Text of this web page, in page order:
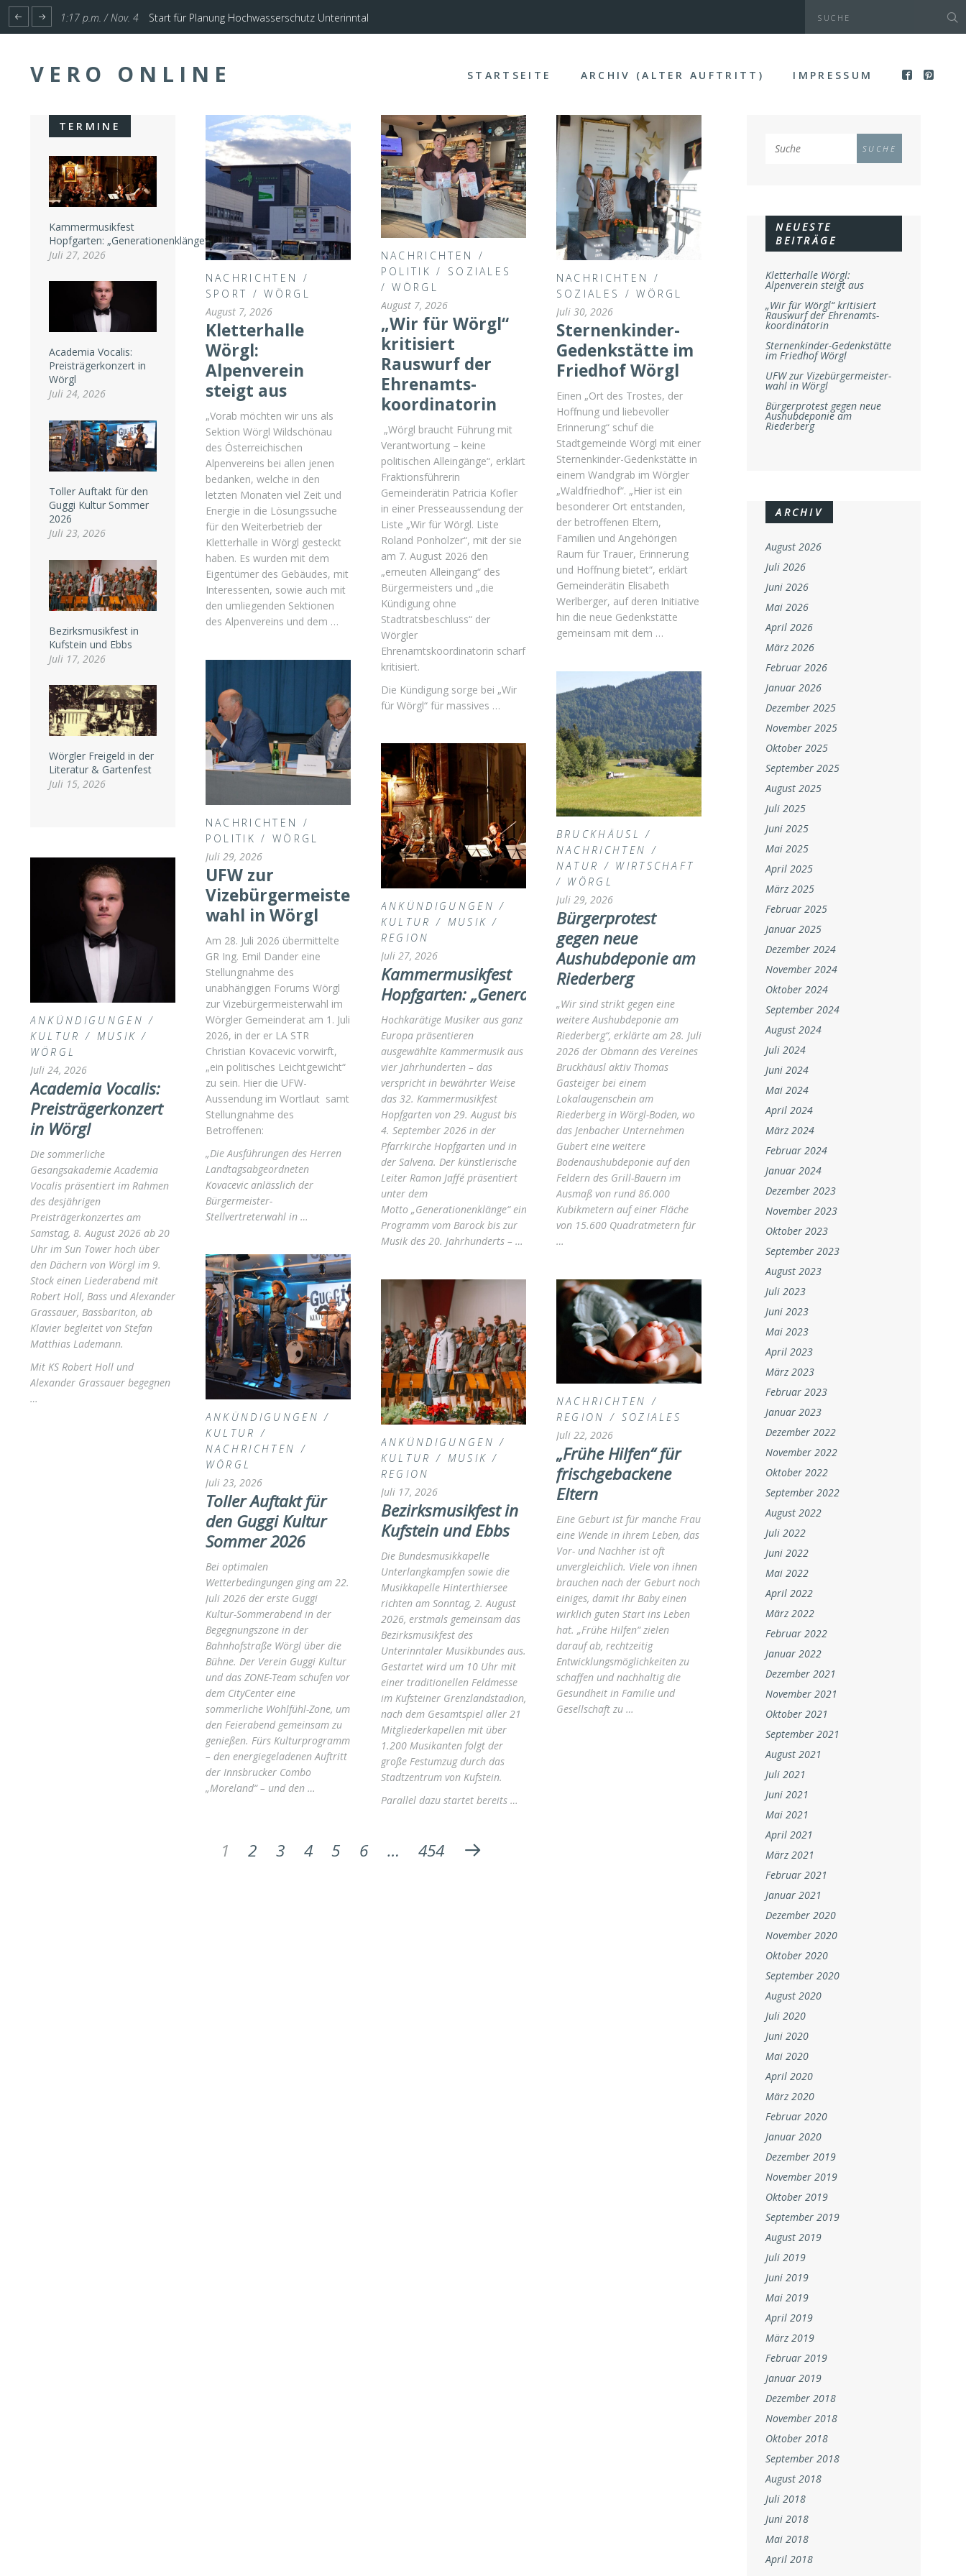
1:17 p.m. / Nov. 4 Start für Planung Hochwasserschutz Unterinntal
VERO ONLINE STARTSEITE ARCHIV (ALTER AUFTRITT) IMPRESSUM
TERMINE
Kammermusikfest
Hopfgarten: „Generationenklänge“
Juli 27, 2026
Academia Vocalis:
Preisträgerkonzert in
Wörgl
Juli 24, 2026
Toller Auftakt für den
Guggi Kultur Sommer
2026
Juli 23, 2026
Bezirksmusikfest in
Kufstein und Ebbs
Juli 17, 2026
Wörgler Freigeld in der
Literatur & Gartenfest
Juli 15, 2026
NACHRICHTEN
/
SPORT /WÖRGL
August 7, 2026
Kletterhalle
Wörgl:
Alpenverein
steigt aus
„Vorab möchten wir uns als
Sektion Wörgl Wildschönau
des Österreichischen
Alpenvereins bei allen jenen
bedanken, welche in den
letzten Monaten viel Zeit und
Energie in die Lösungssuche
für den Weiterbetrieb der
Kletterhalle in Wörgl gesteckt
haben. Es wurden mit dem
Eigentümer des Gebäudes, mit
Interessenten, sowie auch mit
den umliegenden Sektionen
des Alpenvereins und dem …
NACHRICHTEN
/
POLITIK / SOZIALES
/WÖRGL
August 7, 2026
„Wir für Wörgl“
kritisiert
Rauswurf der
Ehrenamts-
koordinatorin
„Wörgl braucht Führung mit
Verantwortung – keine
politischen Alleingänge“, erklärt
Fraktionsführerin
Gemeinderätin Patricia Kofler
in einer Presseaussendung der
Liste „Wir für Wörgl. Liste
Roland Ponholzer“, mit der sie
am 7. August 2026 den
„erneuten Alleingang“ des
Bürgermeisters und „die
Kündigung ohne
Stadtratsbeschluss“ der
Wörgler
Ehrenamtskoordinatorin scharf
kritisiert.
Die Kündigung sorge bei „Wir
für Wörgl“ für massives …
NACHRICHTEN
/
SOZIALES
/WÖRGL
Juli 30, 2026
Sternenkinder-
Gedenkstätte im
Friedhof Wörgl
Einen „Ort des Trostes, der
Hoffnung und liebevoller
Erinnerung“ schuf die
Stadtgemeinde Wörgl mit einer
Sternenkinder-Gedenkstätte in
einem Wandgrab im Wörgler
„Waldfriedhof“. „Hier ist ein
besonderer Ort entstanden,
der betroffenen Eltern,
Familien und Angehörigen
Raum für Trauer, Erinnerung
und Hoffnung bietet“, erklärt
Gemeinderätin Elisabeth
Werlberger, auf deren Initiative
hin die neue Gedenkstätte
gemeinsam mit dem …
NACHRICHTEN
/
POLITIK / WÖRGL
Juli 29, 2026
UFW zur
Vizebürgermeister-
wahl in Wörgl
Am 28. Juli 2026 übermittelte
GR Ing. Emil Dander eine
Stellungnahme des
unabhängigen Forums Wörgl
zur Vizebürgermeisterwahl im
Wörgler Gemeinderat am 1. Juli
2026, in der er LA STR
Christian Kovacevic vorwirft,
„ein politisches Leichtgewicht“
zu sein. Hier die UFW-
Aussendung im Wortlaut samt
Stellungnahme des
Betroffenen:
„Die Ausführungen des Herren
Landtagsabgeordneten
Kovacevic anlässlich der
Bürgermeister-
Stellvertreterwahl in …
BRUCKHÄUSL /
NACHRICHTEN /
NATUR / WIRTSCHAFT
/ WÖRGL
Juli 29, 2026
Bürgerprotest
gegen neue
Aushubdeponie am
Riederberg
„Wir sind strikt gegen eine
weitere Aushubdeponie am
Riederberg“, erklärte am 28. Juli
2026 der Obmann des Vereines
Bruckhäusl aktiv Thomas
Gasteiger bei einem
Lokalaugenschein am
Riederberg in Wörgl-Boden, wo
das Jenbacher Unternehmen
Gubert eine weitere
Bodenaushubdeponie auf den
Feldern des Grill-Bauern im
Ausmaß von rund 86.000
Kubikmetern auf einer Fläche
von 15.600 Quadratmetern für
…
ANKÜNDIGUNGEN /
KULTUR / MUSIK /
REGION
Juli 27, 2026
Kammermusikfest
Hopfgarten: „Generationenklänge“
Hochkarätige Musiker aus ganz
Europa präsentieren
ausgewählte Kammermusik aus
vier Jahrhunderten – das
verspricht in bewährter Weise
das 32. Kammermusikfest
Hopfgarten von 29. August bis
4. September 2026 in der
Pfarrkirche Hopfgarten und in
der Salvena. Der künstlerische
Leiter Ramon Jaffé präsentiert
unter dem
Motto „Generationenklänge“ ein
Programm vom Barock bis zur
Musik des 20. Jahrhunderts ­– …
ANKÜNDIGUNGEN /
KULTUR / MUSIK /
WÖRGL
Juli 24, 2026
Academia Vocalis:
Preisträgerkonzert
in Wörgl
Die sommerliche
Gesangsakademie Academia
Vocalis präsentiert im Rahmen
des desjährigen
Preisträgerkonzertes am
Samstag, 8. August 2026 ab 20
Uhr im Sun Tower hoch über
den Dächern von Wörgl im 9.
Stock einen Liederabend mit
Robert Holl, Bass und Alexander
Grassauer, Bassbariton, ab
Klavier begleitet von Stefan
Matthias Lademann.
Mit KS Robert Holl und
Alexander Grassauer begegnen
…
ANKÜNDIGUNGEN /
KULTUR /
NACHRICHTEN /
WÖRGL
Juli 23, 2026
Toller Auftakt für
den Guggi Kultur
Sommer 2026
Bei optimalen
Wetterbedingungen ging am 22.
Juli 2026 der erste Guggi
Kultur-Sommerabend in der
Begegnungszone in der
Bahnhofstraße Wörgl über die
Bühne. Der Verein Guggi Kultur
und das ZONE-Team schufen vor
dem CityCenter eine
sommerliche Wohlfühl-Zone, um
den Feierabend gemeinsam zu
genießen. Fürs Kulturprogramm
– den energiegeladenen Auftritt
der Innsbrucker Combo
„Moreland“ – und den …
NACHRICHTEN /
REGION / SOZIALES
Juli 22, 2026
„Frühe Hilfen“ für
frischgebackene
Eltern
Eine Geburt ist für manche Frau
eine Wende in ihrem Leben, das
Vor- und Nachher ist oft
unvergleichlich. Viele von ihnen
brauchen nach der Geburt noch
einiges, damit ihr Baby einen
wirklich guten Start ins Leben
hat. „Frühe Hilfen“ zielen
darauf ab, rechtzeitig
Entwicklungsmöglichkeiten zu
schaffen und nachhaltig die
Gesundheit in Familie und
Gesellschaft zu …
ANKÜNDIGUNGEN /
KULTUR / MUSIK /
REGION
Juli 17, 2026
Bezirksmusikfest in
Kufstein und Ebbs
Die Bundesmusikkapelle
Unterlangkampfen sowie die
Musikkapelle Hinterthiersee
richten am Sonntag, 2. August
2026, erstmals gemeinsam das
Bezirksmusikfest des
Unterinntaler Musikbundes aus.
Gestartet wird um 10 Uhr mit
einer traditionellen Feldmesse
im Kufsteiner Grenzlandstadion,
nach dem Gesamtspiel aller 21
Mitgliederkapellen mit über
1.200 Musikanten folgt der
große Festumzug durch das
Stadtzentrum von Kufstein.
Parallel dazu startet bereits …
1 2 3 4 5 6 … 454
NEUESTE
BEITRÄGE
Kletterhalle Wörgl:
Alpenverein steigt aus
„Wir für Wörgl“ kritisiert
Rauswurf der Ehrenamts-
koordinatorin
Sternenkinder-Gedenkstätte
im Friedhof Wörgl
UFW zur Vizebürgermeister-
wahl in Wörgl
Bürgerprotest gegen neue
Aushubdeponie am
Riederberg
ARCHIV
August 2026
Juli 2026
Juni 2026
Mai 2026
April 2026
März 2026
Februar 2026
Januar 2026
Dezember 2025
November 2025
Oktober 2025
September 2025
August 2025
Juli 2025
Juni 2025
Mai 2025
April 2025
März 2025
Februar 2025
Januar 2025
Dezember 2024
November 2024
Oktober 2024
September 2024
August 2024
Juli 2024
Juni 2024
Mai 2024
April 2024
März 2024
Februar 2024
Januar 2024
Dezember 2023
November 2023
Oktober 2023
September 2023
August 2023
Juli 2023
Juni 2023
Mai 2023
April 2023
März 2023
Februar 2023
Januar 2023
Dezember 2022
November 2022
Oktober 2022
September 2022
August 2022
Juli 2022
Juni 2022
Mai 2022
April 2022
März 2022
Februar 2022
Januar 2022
Dezember 2021
November 2021
Oktober 2021
September 2021
August 2021
Juli 2021
Juni 2021
Mai 2021
April 2021
März 2021
Februar 2021
Januar 2021
Dezember 2020
November 2020
Oktober 2020
September 2020
August 2020
Juli 2020
Juni 2020
Mai 2020
April 2020
März 2020
Februar 2020
Januar 2020
Dezember 2019
November 2019
Oktober 2019
September 2019
August 2019
Juli 2019
Juni 2019
Mai 2019
April 2019
März 2019
Februar 2019
Januar 2019
Dezember 2018
November 2018
Oktober 2018
September 2018
August 2018
Juli 2018
Juni 2018
Mai 2018
April 2018